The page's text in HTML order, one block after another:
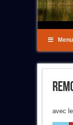
Menu
avec